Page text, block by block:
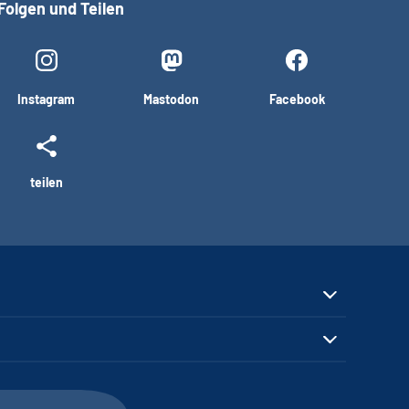
und Teilen
Instagram Mastodon Facebook
teilen